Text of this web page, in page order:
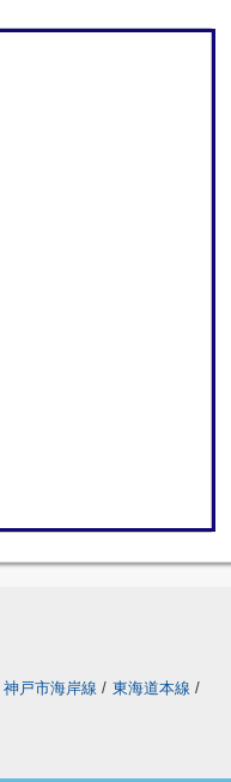
神戸市海岸線 / 東海道本線 /